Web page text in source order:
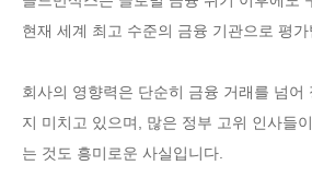
현재 세계 최고 수준의 금융 기관으로 평
회사의 영향력은 단순히 금융 거래를 넘어
지 미치고 있으며, 많은 정부 고위 인사들
는 것도 흥미로운 사실입니다.